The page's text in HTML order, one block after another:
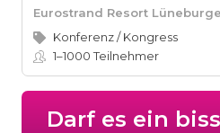
Eurostrand Resort
Konferenz / Kongress
1–1000Teilnehmer
Darf es ein